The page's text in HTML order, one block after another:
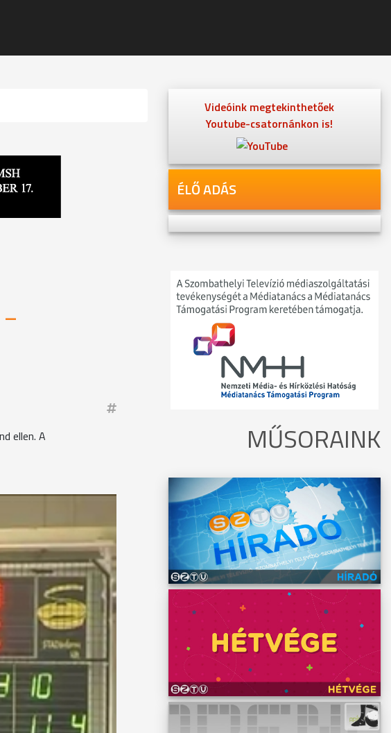
ellen. A
ez a
mindenki
támadásban, sem
után 15 pontos
a két csapat között.
a Falco. A hazai
el az ellenfél
Videóink megtekinthetőek
Youtube-csatornánkon is!
ÉLŐ ADÁS
MŰSORAINK